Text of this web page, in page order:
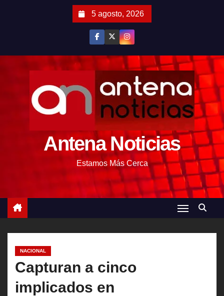
5 agosto, 2026
Antena Noticias
Estamos Más Cerca
NACIONAL
Capturan a cinco
implicados en